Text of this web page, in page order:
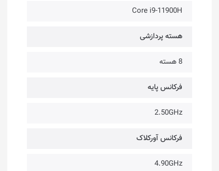
Core i9-11900H
هسته پردازشی
8 هسته
فرکانس پایه
2.50GHz
فرکانس آورکلاک
4.90GHz